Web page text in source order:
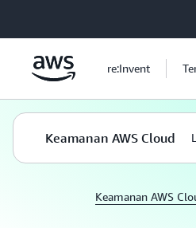
re:Invent
Keamanan AWS Cloud
Keamanan AWS